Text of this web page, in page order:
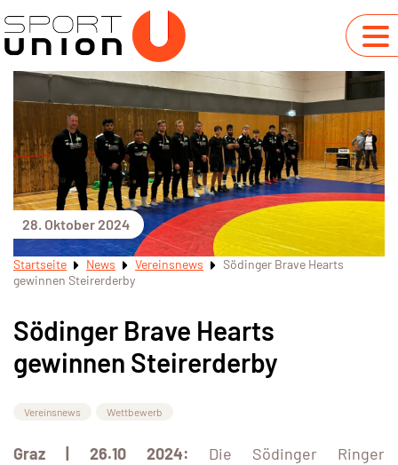
28. Oktober 2024
Startseite News Vereinsnews
Södinger Brave Hearts
gewinnen Steirerderby
Södinger Brave Hearts
gewinnen Steirerderby
Vereinsnews Wettbewerb
Graz | 26.10 2024: Die Södinger Ringer